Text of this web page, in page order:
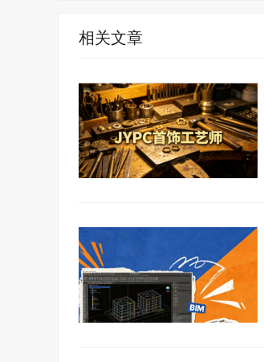
相关文章